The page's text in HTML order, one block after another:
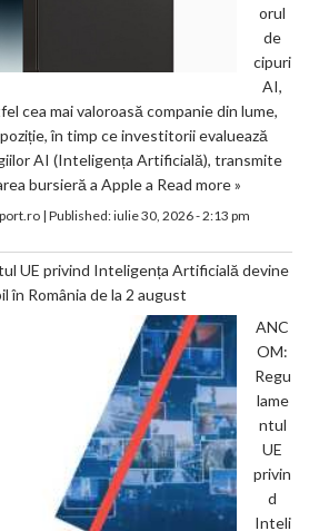
orul
de
cipuri
AI,
cea mai valoroasă companie din lume,
în timp ce investitorii evaluează
AI (Inteligența Artificială), transmite
bursieră a Apple a Read more »
| Published:iulie 30, 2026 - 2:13 pm
UE privind Inteligența Artificială devine
în România de la 2 august
ANC
OM:
Regu
lame
ntul
UE
privin
d
Inteli